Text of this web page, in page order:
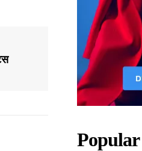
Popular